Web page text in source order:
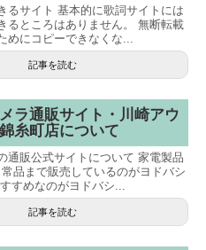
るサイト 基本的に歌詞サイトには
るところはありません。 無断転載
めにコピーできなくな...
記事を読む
ラ通販サイト・川崎アウ
糸町店について
通販公式サイトについて 家電製品
品まで販売しているのがヨドバシ
すめなのがヨドバシ...
記事を読む